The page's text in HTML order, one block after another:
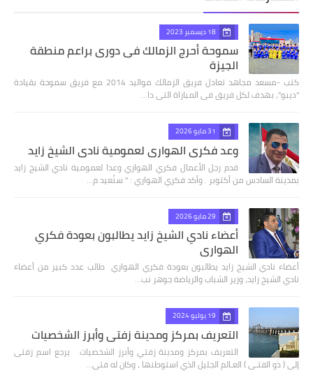
18 ديسمبر 2023
سموحة أحرج الزمالك فى دورى براعم منطقة
الجيزة
كتب -مسعد مجاهد تعادل فريق الزمالك مواليد 2014 مع فريق سموحة بقيادة
"ديبو"، بهدف لكل فريق فى المباراة التى دا…
31 مايو 2026
وعد فكري الهواري لعمومية نادي الشيخ زايد
قدم رجل الأعمال فكري الهواري وعدا لعمومية نادي الشيخ زايد
بمدينة السادس من أكتوبر . وأكد فكري الهواري : " سنُعيد م…
29 مايو 2026
أعضاء نادي الشيخ زايد يطالبون بعودة فكري
الهواري
أعضاء نادي الشيخ زايد يطالبون بعودة فكري الهواري طالب عدد كبير من أعضاء
نادي الشيخ زايد، وزير الشباب والرياضة جوهر نب…
19 يوليو 2024
التعريف بمركز ومدينة زفتي وأبرز الشخصيات
التعريف بمركز ومدينة زفتي وأبرز الشخصيات يرجع اسم زفتى
إلى ( ذو الفتـى ) العـالم الجليل الذي استوطنها ، وكان له فتى…